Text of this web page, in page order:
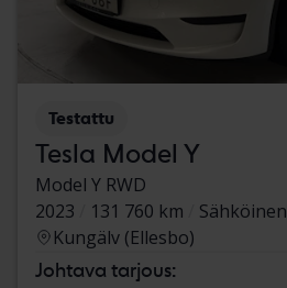
Testattu
Tesla Model Y
Model Y RWD
2023
131 760 km
Sähköinen
Kungälv (Ellesbo)
Johtava tarjous: